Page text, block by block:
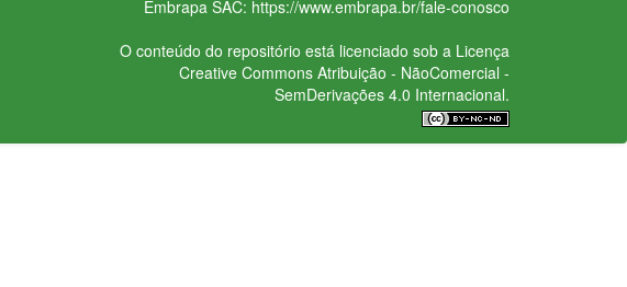
Embrapa SAC: https://www.embrapa.br/fale-conosco
O conteúdo do repositório está licenciado sob a Licença
Creative CommonsAtribuição - NãoComercial -
SemDerivações 4.0 Internacional.